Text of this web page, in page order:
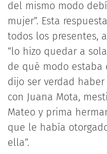
del mismo modo
mujer”. Esta
todos los presentes,
“lo hizo quedar a
de qué modo estaba
dijo ser verdad
con Juana Mota,
Mateo y prima
que le había
ella”.